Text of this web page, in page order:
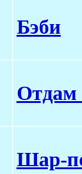
Бэби
Отдам
Шар-